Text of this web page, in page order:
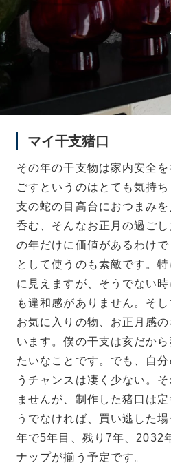
マイ干支猪口
その年の干支物は家内安全
ごすというのはとても気持
支の蛇の目高台におつまみ
呑む、そんなお正月の過ご
の年だけに価値があるわけ
として使うのも素敵です。
に見えますが、そうでない
も違和感がありません。そ
お気に入りの物、お正月感
います。僕の干支は亥だか
たいなことです。でも、自
うチャンスは凄く少ない。
ませんが、制作した猪口は
うでなければ、買い逃した
年で5年目、残り7年、2032
ナップが揃う予定です。